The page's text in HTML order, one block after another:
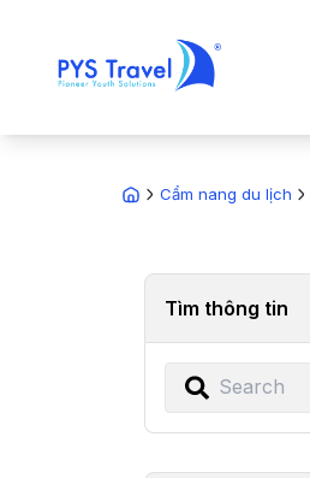
Cẩm nang du lịch
Tìm thông tin